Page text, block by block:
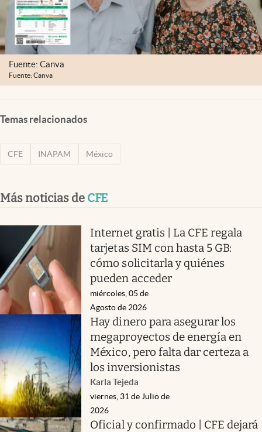
Fuente: Canva
Fuente: Canva
Temas relacionados
CFE INAPAM México
Más noticias de CFE
Internet gratis | La CFE regala
tarjetas SIM con hasta 5 GB:
cómo solicitarla y quiénes
pueden acceder
miércoles, 05 de
Agosto de 2026
Hay dinero para asegurar los
megaproyectos de energía en
México, pero falta dar certeza a
los inversionistas
Karla Tejeda
viernes, 31 de Julio de
2026
Oficial y confirmado | CFE dejará